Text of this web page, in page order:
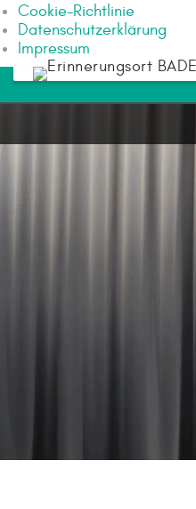
Cookie-Richtlinie
Datenschutzerklärung
Impressum